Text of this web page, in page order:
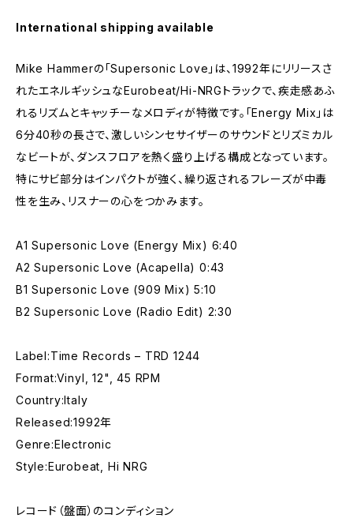
International shipping available
Mike Hammerの「Supersonic Love」は、1992年にリリースさ
れたエネルギッシュなEurobeat/Hi-NRGトラックで、疾走感あふ
れるリズムとキャッチーなメロディが特徴です。「Energy Mix」は
6分40秒の長さで、激しいシンセサイザーのサウンドとリズミカル
なビートが、ダンスフロアを熱く盛り上げる構成となっています。
特にサビ部分はインパクトが強く、繰り返されるフレーズが中毒
性を生み、リスナーの心をつかみます。
A1 Supersonic Love (Energy Mix) 6:40
A2 Supersonic Love (Acapella) 0:43
B1 Supersonic Love (909 Mix) 5:10
B2 Supersonic Love (Radio Edit) 2:30
Label:Time Records – TRD 1244
Format:Vinyl, 12", 45 RPM
Country:Italy
Released:1992年
Genre:Electronic
Style:Eurobeat, Hi NRG
レコード（盤面）のコンディション